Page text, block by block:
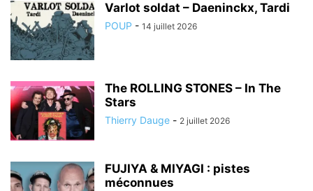
Varlot soldat – Daeninckx, Tardi
POUP - 14 juillet 2026
The ROLLING STONES – In The
Stars
Thierry Dauge - 2 juillet 2026
FUJIYA & MIYAGI : pistes
méconnues